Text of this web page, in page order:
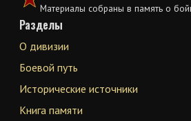
Материалы собраны в память о
Разделы
О дивизии
Боевой путь
Исторические источники
Книга памяти